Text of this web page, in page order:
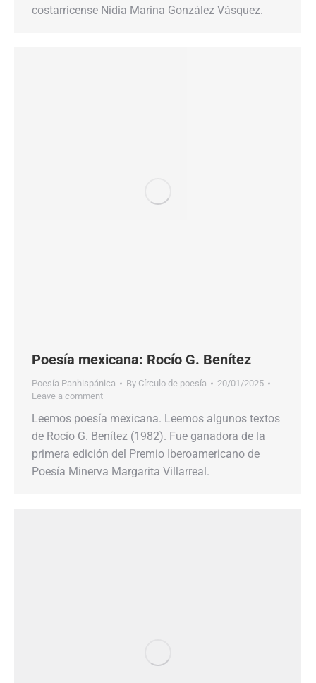
costarricense Nidia Marina González Vásquez.
Poesía mexicana: Rocío G. Benítez
Poesía Panhispánica By Círculo de poesía
20/01/2025
Leave a comment
Leemos poesía mexicana. Leemos algunos textos
de Rocío G. Benítez (1982). Fue ganadora de la
primera edición del Premio Iberoamericano de
Poesía Minerva Margarita Villarreal.